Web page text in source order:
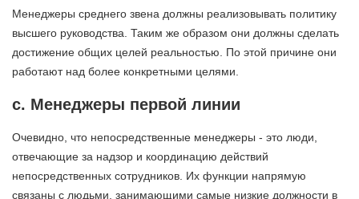
Менеджеры среднего звена должны реализовывать политику
высшего руководства. Таким же образом они должны сделать
достижение общих целей реальностью. По этой причине они
работают над более конкретными целями.
c. Менеджеры первой линии
Очевидно, что непосредственные менеджеры - это люди,
отвечающие за надзор и координацию действий
непосредственных сотрудников. Их функции напрямую
связаны с людьми, занимающими самые низкие должности в